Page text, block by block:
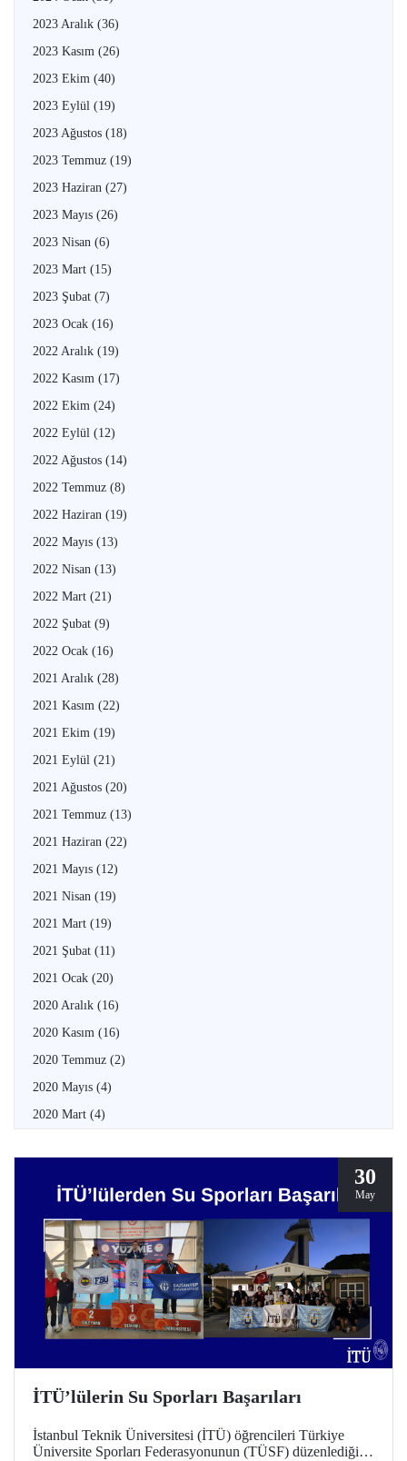
2023 Aralık (36)
2023 Kasım (26)
2023 Ekim (40)
2023 Eylül (19)
2023 Ağustos (18)
2023 Temmuz (19)
2023 Haziran (27)
2023 Mayıs (26)
2023 Nisan (6)
2023 Mart (15)
2023 Şubat (7)
2023 Ocak (16)
2022 Aralık (19)
2022 Kasım (17)
2022 Ekim (24)
2022 Eylül (12)
2022 Ağustos (14)
2022 Temmuz (8)
2022 Haziran (19)
2022 Mayıs (13)
2022 Nisan (13)
2022 Mart (21)
2022 Şubat (9)
2022 Ocak (16)
2021 Aralık (28)
2021 Kasım (22)
2021 Ekim (19)
2021 Eylül (21)
2021 Ağustos (20)
2021 Temmuz (13)
2021 Haziran (22)
2021 Mayıs (12)
2021 Nisan (19)
2021 Mart (19)
2021 Şubat (11)
2021 Ocak (20)
2020 Aralık (16)
2020 Kasım (16)
2020 Temmuz (2)
2020 Mayıs (4)
2020 Mart (4)
30
May
İTÜ’lülerin Su Sporları Başarıları
İstanbul Teknik Üniversitesi (İTÜ) öğrencileri Türkiye
Üniversite Sporları Federasyonunun (TÜSF) düzenlediği